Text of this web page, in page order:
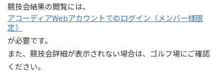
競技会結果の閲覧には、
アコーディアWebアカウントでのログイン（メンバー様限
定）
が必要です。
また、競技会詳細が表示されない場合は、ゴルフ場にご確認
ください。